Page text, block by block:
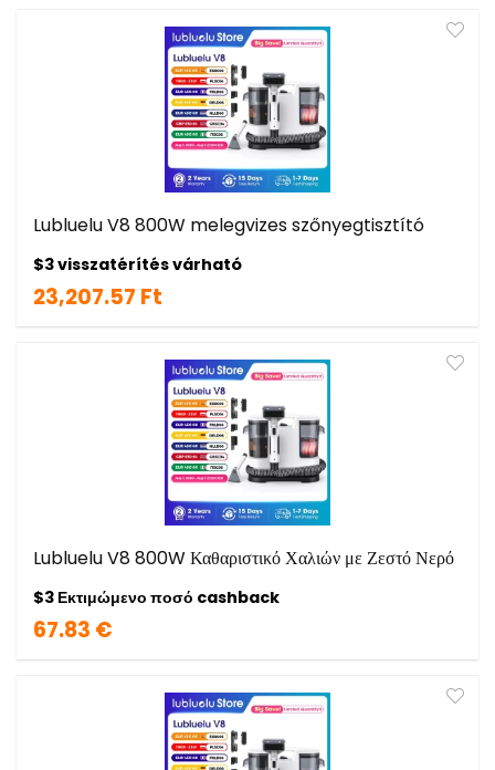
Lubluelu V8 800W melegvizes szőnyegtisztító
$3 visszatérítés várható
23,207.57 Ft
Lubluelu V8 800W Καθαριστικό Χαλιών με Ζεστό Νερό
$3 Εκτιμώμενο ποσό cashback
67.83 €